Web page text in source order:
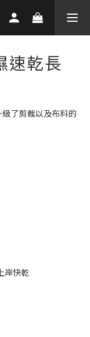
速乾長
了剪裁以及布料的
岸快乾